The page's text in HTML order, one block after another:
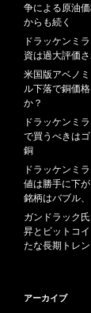
争による原油
からも続く
ドラッケンミ
資は過大評価
米国版アベノ
ル下落で銅価
か？
ドラッケンミ
で買うべきは
銅
ドラッケンミ
値は勝手に下
銘柄はバブル
ガンドラック
昇とビットコ
たな長期トレ
アーカイブ